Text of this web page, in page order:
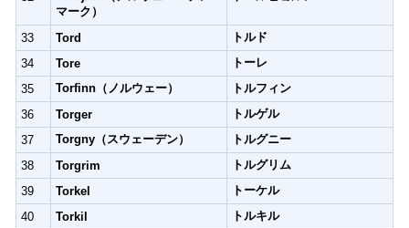
マーク）
33 Tord
トルド
34
Tore
トーレ
35
Torfinn（ノルウェー）
トルフィン
36
Torger
トルゲル
37
Torgny（スウェーデン）
トルグニー
38
Torgrim
トルグリム
39
Torkel
トーケル
40
Torkil
トルキル